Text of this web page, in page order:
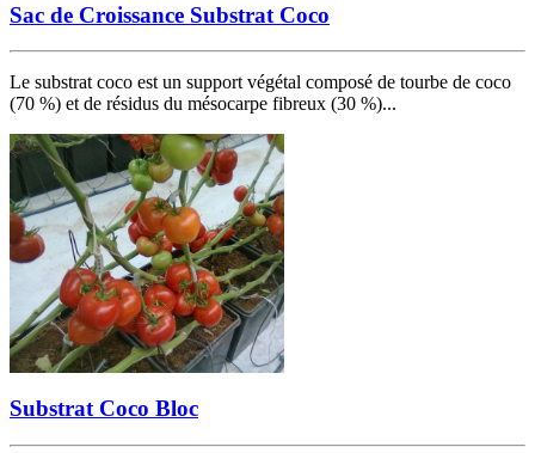
Sac de Croissance Substrat Coco
Le substrat coco est un support végétal composé de tourbe de coco
(70 %) et de résidus du mésocarpe fibreux (30 %)...
Substrat Coco Bloc